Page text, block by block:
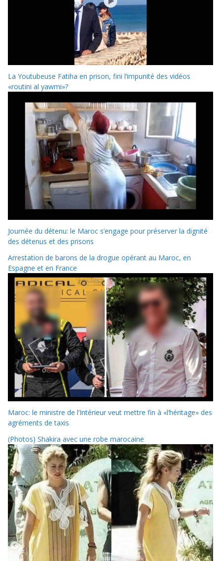
La Youtubeuse Fatiha en prison, fini l’impunité des vidéos
«routini al yawmi»?
Journée du détenu: le Maroc s’engage pour préserver la dignité
des détenus et des prisons
Arrestation de barons de la drogue opérant au Maroc, en
Espagne et en France
Maroc: le ministre de l’Intérieur veut mettre fin à «l’héritage» des
agréments de taxis
(Photos) Shakira avec une robe marocaine